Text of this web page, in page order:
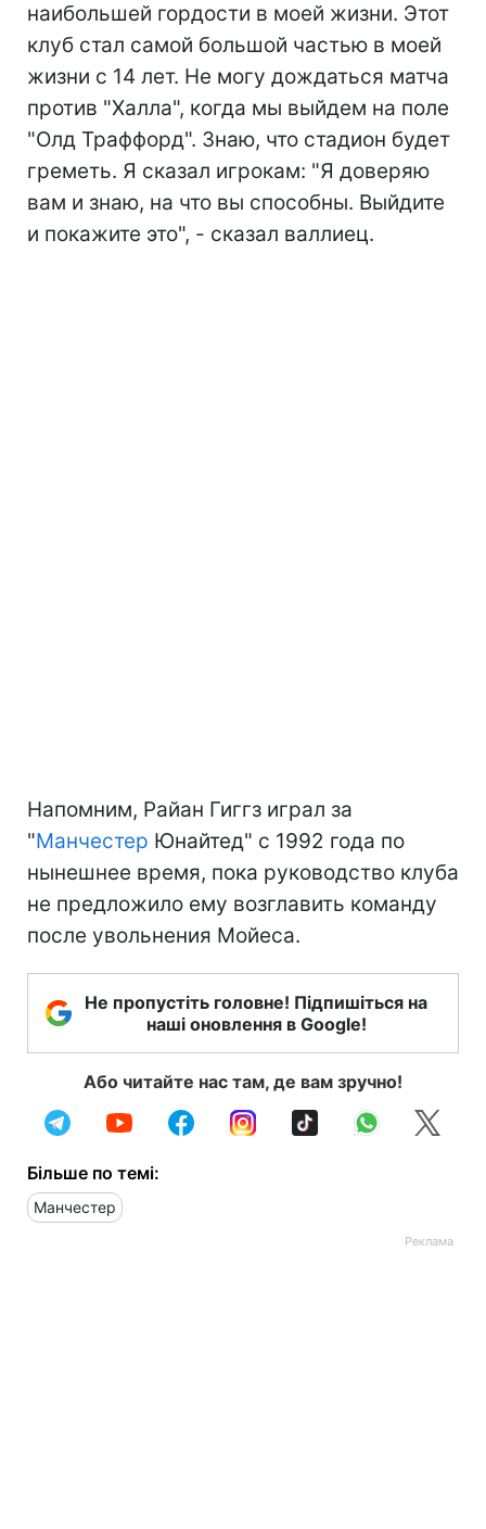
наибольшей гордости в моей жизни. Этот
клуб стал самой большой частью в моей
жизни с 14 лет. Не могу дождаться матча
против "Халла", когда мы выйдем на поле
"Олд Траффорд". Знаю, что стадион будет
греметь. Я сказал игрокам: "Я доверяю
вам и знаю, на что вы способны. Выйдите
и покажите это", - сказал валлиец.
Напомним, Райан Гиггз играл за
"Манчестер Юнайтед" с 1992 года по
нынешнее время, пока руководство клуба
не предложило ему возглавить команду
после увольнения Мойеса.
Не пропустіть головне! Підпишіться на
наші оновлення в Google!
Або читайте нас там, де вам зручно!
Більше по темі:
Манчестер